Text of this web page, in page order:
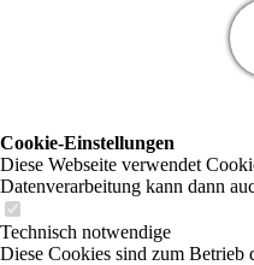
Cookie-Einstellungen
Diese Webseite verwendet
Datenverarbeitung kann dann
Technisch notwendige
Diese Cookies sind zum Betrieb